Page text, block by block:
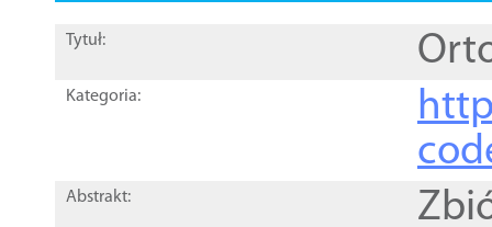
Tytuł:
Kategoria:
Abstrakt: